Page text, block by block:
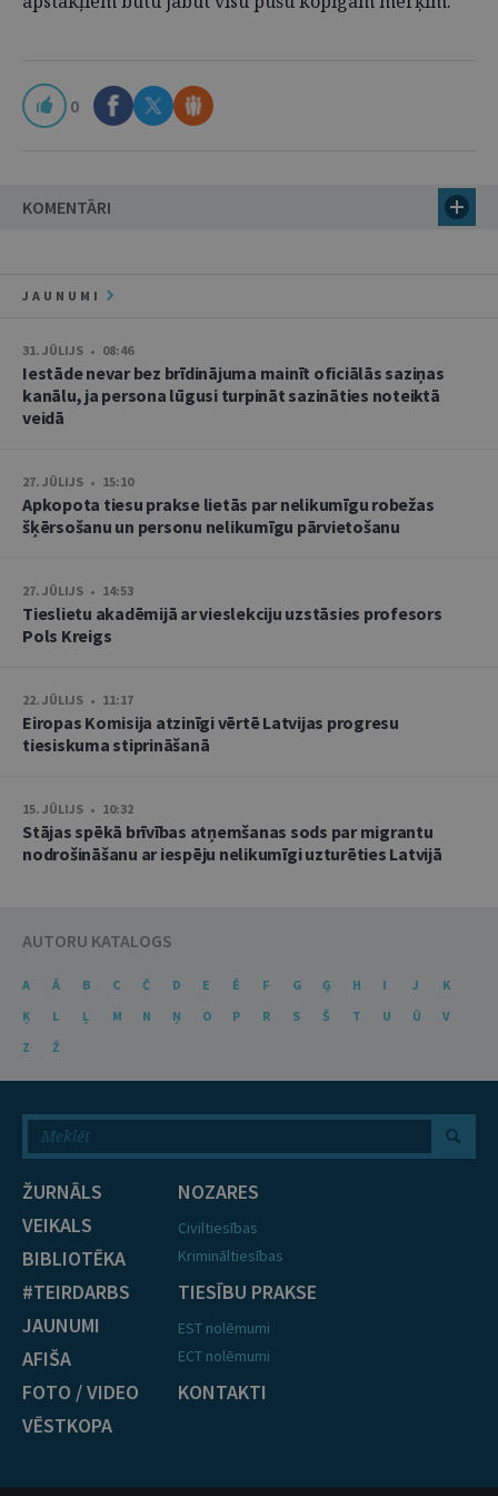
0
KOMENTĀRI
JAUNUMI
31. JŪLIJS • 08:46
Iestāde nevar bez brīdinājuma mainīt oficiālās saziņas
kanālu, ja persona lūgusi turpināt sazināties noteiktā
veidā
27. JŪLIJS • 15:10
Apkopota tiesu prakse lietās par nelikumīgu robežas
šķērsošanu un personu nelikumīgu pārvietošanu
27. JŪLIJS • 14:53
Tieslietu akadēmijā ar vieslekciju uzstāsies profesors
Pols Kreigs
22. JŪLIJS • 11:17
Eiropas Komisija atzinīgi vērtē Latvijas progresu
tiesiskuma stiprināšanā
15. JŪLIJS • 10:32
Stājas spēkā brīvības atņemšanas sods par migrantu
nodrošināšanu ar iespēju nelikumīgi uzturēties Latvijā
AUTORU KATALOGS
A Ā B C Č D E Ē F G Ģ H I J
K
Ķ
L Ļ M N Ņ O P R S Š T U Ū
V
Z
Ž
ŽURNĀLS
VEIKALS
BIBLIOTĒKA
#TEIRDARBS
JAUNUMI
AFIŠA
FOTO / VIDEO
VĒSTKOPA
NOZARES
Civiltiesības
Krimināltiesības
TIESĪBU PRAKSE
EST nolēmumi
ECT nolēmumi
KONTAKTI